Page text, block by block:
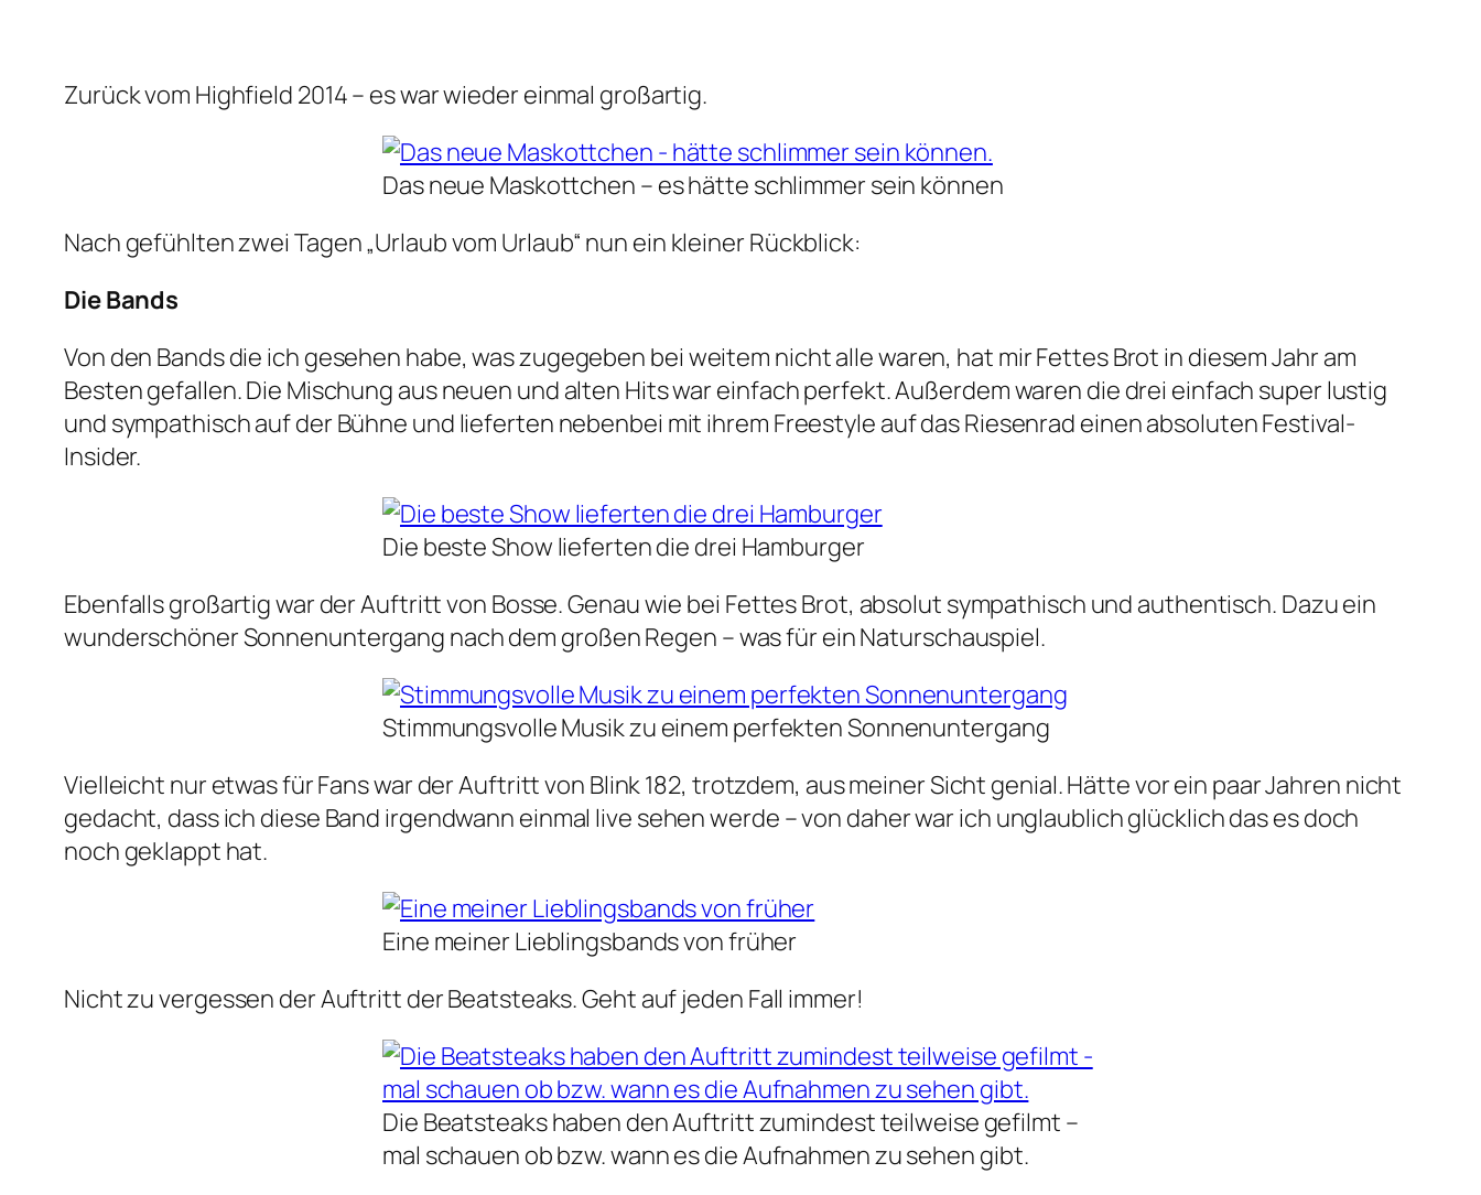
Zurück vom Highfield 2014 – es war wieder einmal großartig.
Das neue Maskottchen – es hätte schlimmer sein können
Nach gefühlten zwei Tagen „Urlaub vom Urlaub“ nun ein kleiner Rückblick:
Die Bands
Von den Bands die ich gesehen habe, was zugegeben bei weitem nicht alle waren, hat mir Fettes Brot in diesem Jahr am
Besten gefallen. Die Mischung aus neuen und alten Hits war einfach perfekt. Außerdem waren die drei einfach super lustig
und sympathisch auf der Bühne und lieferten nebenbei mit ihrem Freestyle auf das Riesenrad einen absoluten Festival-
Insider.
Die beste Show lieferten die drei Hamburger
Ebenfalls großartig war der Auftritt von Bosse. Genau wie bei Fettes Brot, absolut sympathisch und authentisch. Dazu ein
wunderschöner Sonnenuntergang nach dem großen Regen – was für ein Naturschauspiel.
Stimmungsvolle Musik zu einem perfekten Sonnenuntergang
Vielleicht nur etwas für Fans war der Auftritt von Blink 182, trotzdem, aus meiner Sicht genial. Hätte vor ein paar Jahren nicht
gedacht, dass ich diese Band irgendwann einmal live sehen werde – von daher war ich unglaublich glücklich das es doch
noch geklappt hat.
Eine meiner Lieblingsbands von früher
Nicht zu vergessen der Auftritt der Beatsteaks. Geht auf jeden Fall immer!
Die Beatsteaks haben den Auftritt zumindest teilweise gefilmt –
mal schauen ob bzw. wann es die Aufnahmen zu sehen gibt.